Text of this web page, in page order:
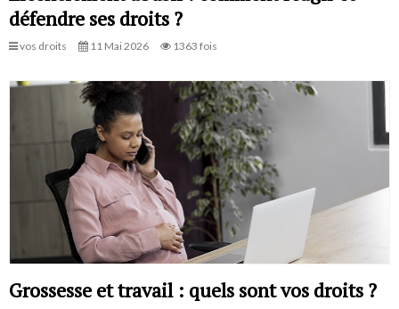
défendre ses droits ?
vos droits 11 Mai 2026 1363 fois
Grossesse et travail : quels sont vos droits ?